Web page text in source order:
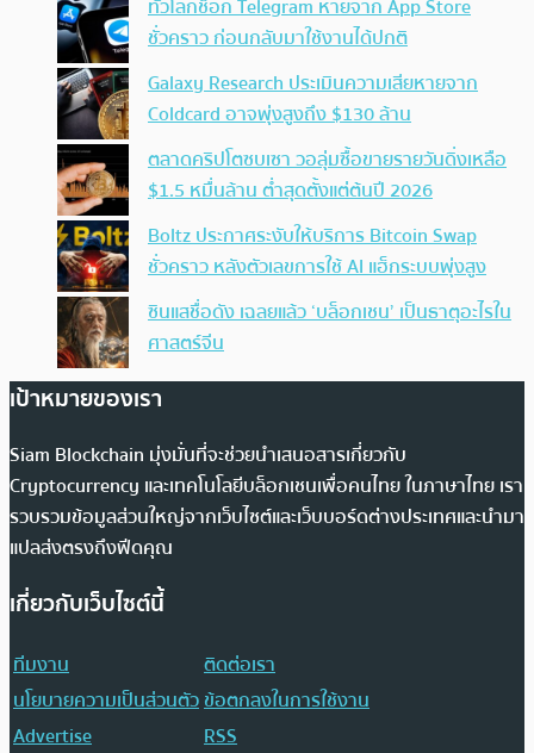
ทั่วโลกช็อก Telegram หายจาก App Store
ชั่วคราว ก่อนกลับมาใช้งานได้ปกติ
Galaxy Research ประเมินความเสียหายจาก
Coldcard อาจพุ่งสูงถึง $130 ล้าน
ตลาดคริปโตซบเซา วอลุ่มซื้อขายรายวันดิ่งเหลือ
$1.5 หมื่นล้าน ต่ำสุดตั้งแต่ต้นปี 2026
Boltz ประกาศระงับให้บริการ Bitcoin Swap
ชั่วคราว หลังตัวเลขการใช้ AI แฮ็กระบบพุ่งสูง
ซินแสชื่อดัง เฉลยแล้ว ‘บล็อกเชน’ เป็นธาตุอะไรใน
ศาสตร์จีน
เป้าหมายของเรา
Siam Blockchain มุ่งมั่นที่จะช่วยนำเสนอสารเกี่ยวกับ
Cryptocurrency และเทคโนโลยีบล็อกเชนเพื่อคนไทย ในภาษาไทย เรา
รวบรวมข้อมูลส่วนใหญ่จากเว็บไซต์และเว็บบอร์ดต่างประเทศและนำมา
แปลส่งตรงถึงฟีดคุณ
เกี่ยวกับเว็บไซต์นี้
ทีมงาน
ติดต่อเรา
นโยบายความเป็นส่วนตัวข้อตกลงในการใช้งาน
Advertise
RSS